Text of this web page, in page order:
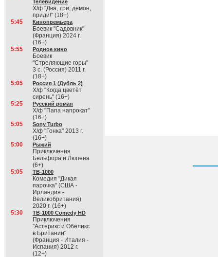
Телевидение
Х/ф "Два, три, демон,
приди!" (18+)
5:45
Кинопремьера
Боевик "Садовник"
(Франция) 2024 г.
(16+)
5:55
Родное кино
Боевик
"Стреляющие горы"
3 с. (Россия) 2011 г.
(18+)
5:05
Россия 1 (Дубль 2)
Х/ф "Когда цветёт
сирень" (16+)
5:25
Русский роман
Х/ф "Папа напрокат"
(16+)
5:05
Sony Turbo
Х/ф "Гонка" 2013 г.
(16+)
5:00
Рыжий
Приключения
Бельфора и Люпена
(6+)
5:05
ТВ-1000
Комедия "Дикая
парочка" (США -
Ирландия -
Великобритания)
2020 г. (16+)
5:30
ТВ-1000 Comedy HD
Приключения
"Астерикс и Обеликс
в Британии"
(Франция - Италия -
Испания) 2012 г.
(12+)